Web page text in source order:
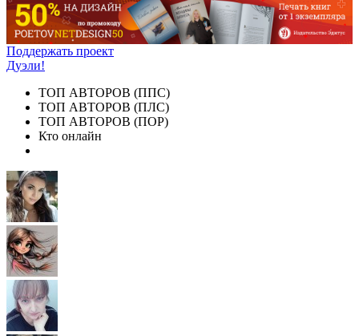
Поддержать проект
Дуэли!
ТОП АВТОРОВ (ППС)
ТОП АВТОРОВ (ПЛС)
ТОП АВТОРОВ (ПОР)
Кто онлайн